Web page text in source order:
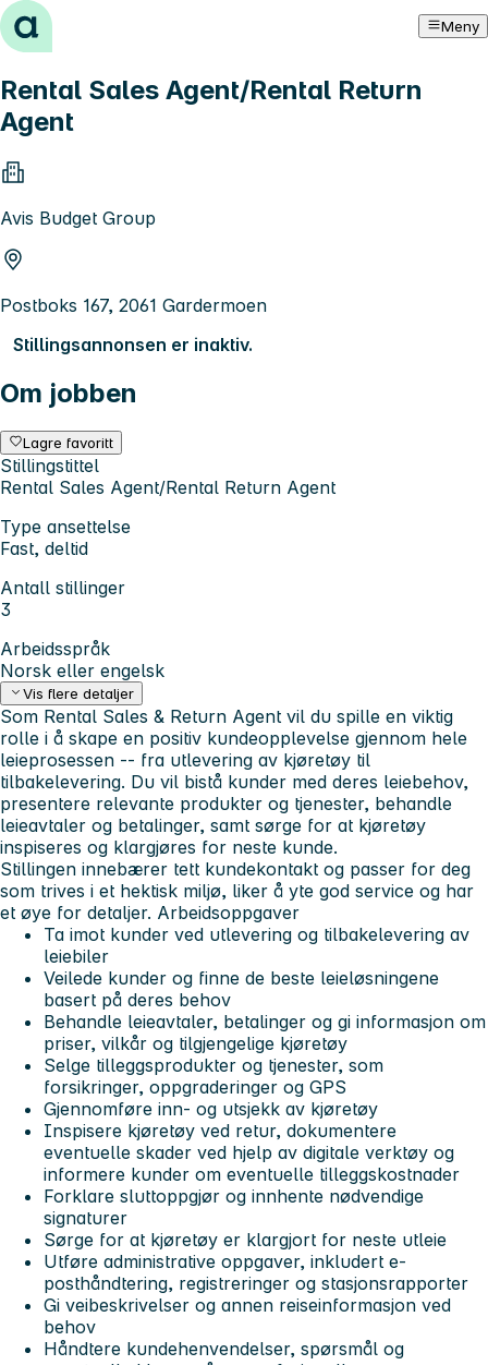
Hopp til innhold Meny
Rental Sales Agent/Rental Return
Agent
Avis Budget Group
Postboks 167, 2061 Gardermoen
Stillingsannonsen er inaktiv.
Om jobben
Lagre favoritt
Stillingstittel
Rental Sales Agent/Rental Return Agent
Type ansettelse
Fast, deltid
Antall stillinger
3
Arbeidsspråk
Norsk eller engelsk
Vis flere detaljer
Som Rental Sales & Return Agent vil du spille en viktig
rolle i å skape en positiv kundeopplevelse gjennom hele
leieprosessen -- fra utlevering av kjøretøy til
tilbakelevering. Du vil bistå kunder med deres leiebehov,
presentere relevante produkter og tjenester, behandle
leieavtaler og betalinger, samt sørge for at kjøretøy
inspiseres og klargjøres for neste kunde.
Stillingen innebærer tett kundekontakt og passer for deg
som trives i et hektisk miljø, liker å yte god service og har
et øye for detaljer. Arbeidsoppgaver
Ta imot kunder ved utlevering og tilbakelevering av
leiebiler
Veilede kunder og finne de beste leieløsningene
basert på deres behov
Behandle leieavtaler, betalinger og gi informasjon om
priser, vilkår og tilgjengelige kjøretøy
Selge tilleggsprodukter og tjenester, som
forsikringer, oppgraderinger og GPS
Gjennomføre inn- og utsjekk av kjøretøy
Inspisere kjøretøy ved retur, dokumentere
eventuelle skader ved hjelp av digitale verktøy og
informere kunder om eventuelle tilleggskostnader
Forklare sluttoppgjør og innhente nødvendige
signaturer
Sørge for at kjøretøy er klargjort for neste utleie
Utføre administrative oppgaver, inkludert e-
posthåndtering, registreringer og stasjonsrapporter
Gi veibeskrivelser og annen reiseinformasjon ved
behov
Håndtere kundehenvendelser, spørsmål og